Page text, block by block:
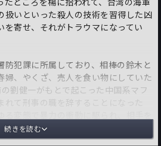
扱いといった殺人の技術を習得した凶
を寄せ、それがトラウマになってい
防犯課に所属しており、相棒の鈴木と
婦、やくざ、売人を食い物にしていた
劉健一がもとで起こった中国系マフ
れて刑事の職を辞することになった
い快感を覚える男だ。
続きを読む